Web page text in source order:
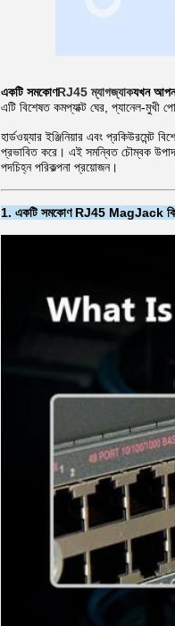
একটি সমকোণRJ45 ম্যাগজ্যাকযখন
এটি বিশেষত কমপ্যাক্ট ঘের, প্যানেল-মুখী
হার্ডওয়্যার ইঞ্জিনিয়ার এবং
প্রভাবিত করে। এই সমন্বিত চৌম্বক
পদচিহ্ন পরিকল্পনা প্রয়োজন।
1. একটি সমকোণ RJ45 MagJack